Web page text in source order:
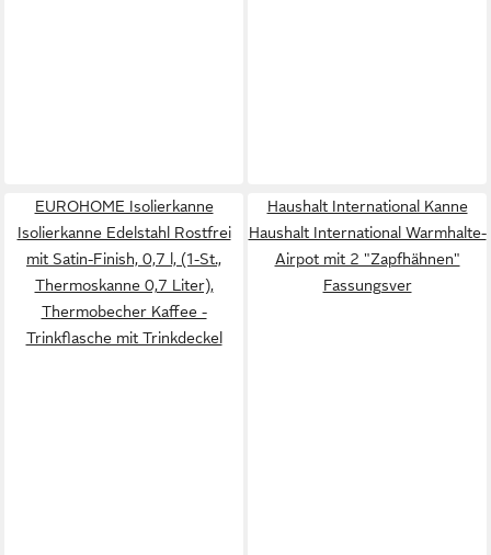
EUROHOME Isolierkanne
Isolierkanne Edelstahl Rostfrei
mit Satin-Finish, 0,7 l, (1-St.,
Thermoskanne 0,7 Liter),
Thermobecher Kaffee -
Trinkflasche mit Trinkdeckel
Haushalt International Kanne
Haushalt International Warmhalte-
Airpot mit 2 "Zapfhähnen"
Fassungsver